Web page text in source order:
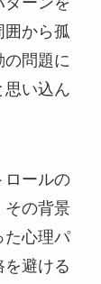
囲から孤
の問題に
思い込ん
ロールの
その背景
た心理パ
避ける